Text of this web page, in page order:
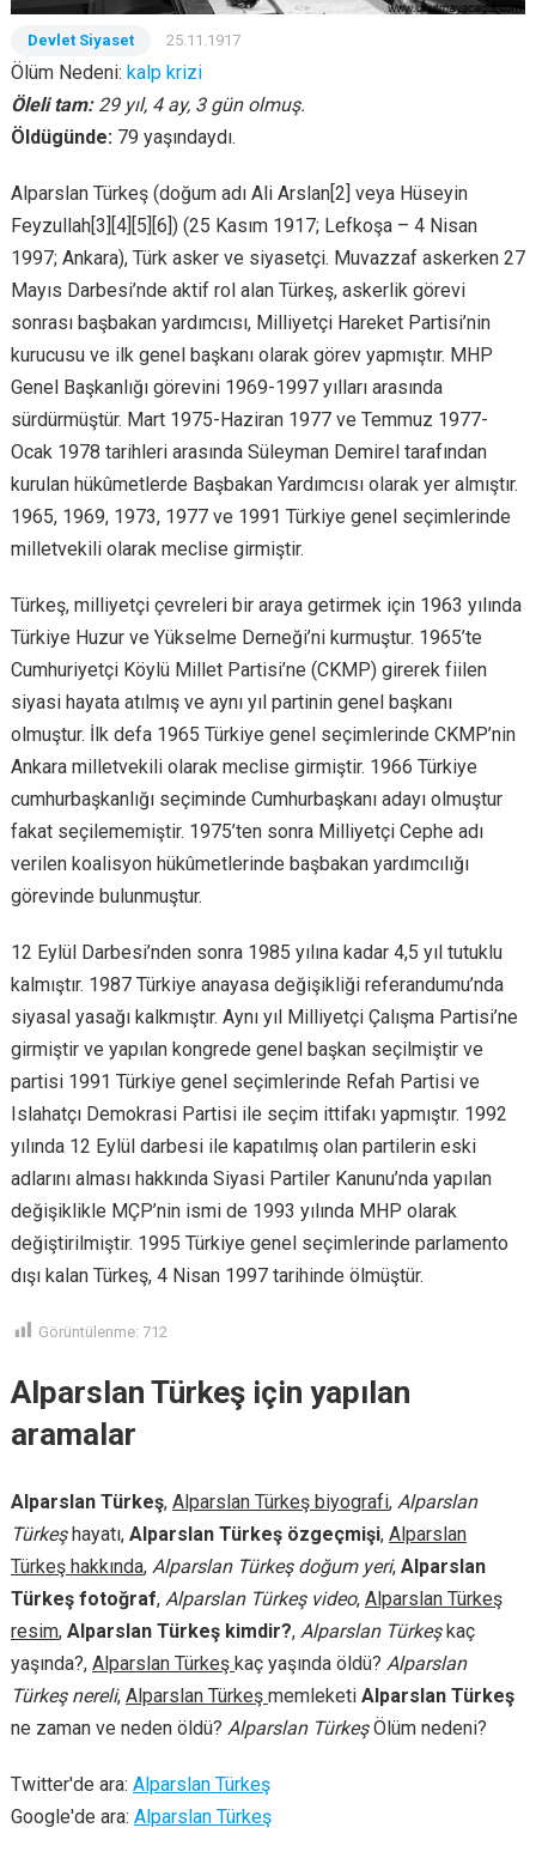
Devlet Siyaset 25.11.1917
Ölüm Nedeni: kalp krizi
Öleli tam: 29 yıl, 4 ay, 3 gün olmuş.
Öldügünde: 79 yaşındaydı.
Alparslan Türkeş (doğum adı Ali Arslan[2] veya Hüseyin
Feyzullah[3][4][5][6]) (25 Kasım 1917; Lefkoşa – 4 Nisan
1997; Ankara), Türk asker ve siyasetçi. Muvazzaf askerken 27
Mayıs Darbesi’nde aktif rol alan Türkeş, askerlik görevi
sonrası başbakan yardımcısı, Milliyetçi Hareket Partisi’nin
kurucusu ve ilk genel başkanı olarak görev yapmıştır. MHP
Genel Başkanlığı görevini 1969-1997 yılları arasında
sürdürmüştür. Mart 1975-Haziran 1977 ve Temmuz 1977-
Ocak 1978 tarihleri arasında Süleyman Demirel tarafından
kurulan hükûmetlerde Başbakan Yardımcısı olarak yer almıştır.
1965, 1969, 1973, 1977 ve 1991 Türkiye genel seçimlerinde
milletvekili olarak meclise girmiştir.
Türkeş, milliyetçi çevreleri bir araya getirmek için 1963 yılında
Türkiye Huzur ve Yükselme Derneği’ni kurmuştur. 1965’te
Cumhuriyetçi Köylü Millet Partisi’ne (CKMP) girerek fiilen
siyasi hayata atılmış ve aynı yıl partinin genel başkanı
olmuştur. İlk defa 1965 Türkiye genel seçimlerinde CKMP’nin
Ankara milletvekili olarak meclise girmiştir. 1966 Türkiye
cumhurbaşkanlığı seçiminde Cumhurbaşkanı adayı olmuştur
fakat seçilememiştir. 1975’ten sonra Milliyetçi Cephe adı
verilen koalisyon hükûmetlerinde başbakan yardımcılığı
görevinde bulunmuştur.
12 Eylül Darbesi’nden sonra 1985 yılına kadar 4,5 yıl tutuklu
kalmıştır. 1987 Türkiye anayasa değişikliği referandumu’nda
siyasal yasağı kalkmıştır. Aynı yıl Milliyetçi Çalışma Partisi’ne
girmiştir ve yapılan kongrede genel başkan seçilmiştir ve
partisi 1991 Türkiye genel seçimlerinde Refah Partisi ve
Islahatçı Demokrasi Partisi ile seçim ittifakı yapmıştır. 1992
yılında 12 Eylül darbesi ile kapatılmış olan partilerin eski
adlarını alması hakkında Siyasi Partiler Kanunu’nda yapılan
değişiklikle MÇP’nin ismi de 1993 yılında MHP olarak
değiştirilmiştir. 1995 Türkiye genel seçimlerinde parlamento
dışı kalan Türkeş, 4 Nisan 1997 tarihinde ölmüştür.
Görüntülenme: 712
Alparslan Türkeş için yapılan
aramalar
Alparslan Türkeş, Alparslan Türkeş biyografi, Alparslan
Türkeşhayatı, Alparslan Türkeş özgeçmişi, Alparslan
Türkeş hakkında, Alparslan Türkeş doğum yeri, Alparslan
Türkeş fotoğraf, Alparslan Türkeş video, Alparslan Türkeş
resim, Alparslan Türkeş kimdir?, Alparslan Türkeşkaç
yaşında?, Alparslan Türkeş kaç yaşında öldü? Alparslan
Türkeş nereli, Alparslan Türkeş memleketi Alparslan Türkeş
ne zaman ve neden öldü? Alparslan TürkeşÖlüm nedeni?
Twitter'de ara: Alparslan Türkeş
Google'de ara: Alparslan Türkeş